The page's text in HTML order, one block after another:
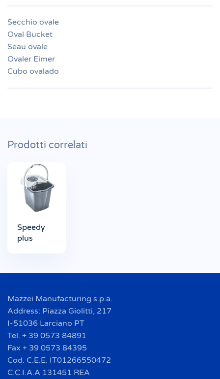
Secchio ovale
Oval Bucket
Seau ovale
Ovaler Eimer
Cubo ovalado
Prodotti correlati
Speedy
plus
Mazzei Manufacturing s.p.a.
Address: Piazza Giolitti, 217
I-51036 Larciano PT
Tel. + 39 0573 84891
Fax + 39 0573 84395
Cod. C.E.E. IT01266550472
C.C.I.A.A 131451 REA